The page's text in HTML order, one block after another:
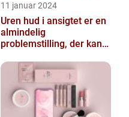
11 januar 2024
Uren hud i ansigtet er en
almindelig
problemstilling, der kan
og voksne